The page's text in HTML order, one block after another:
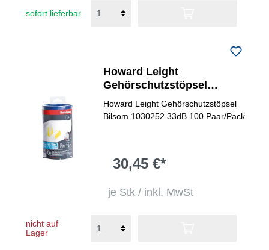
sofort lieferbar
Howard Leight
Gehörschutzstöpsel
Bilsom® 303
Howard Leight Gehörschutzstöpsel
Bilsom 1030252 33dB 100 Paar/Pack.
30,45 €*
je Stk / inkl. MwSt
nicht auf
Lager